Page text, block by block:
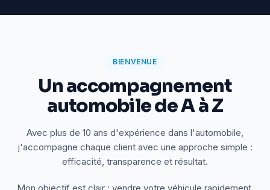
BIENVENUE
Un accompagnement
automobile de A à Z
Avec plus de 10 ans d'expérience dans l'automobile,
j'accompagne chaque client avec une approche simple :
efficacité, transparence et résultat.